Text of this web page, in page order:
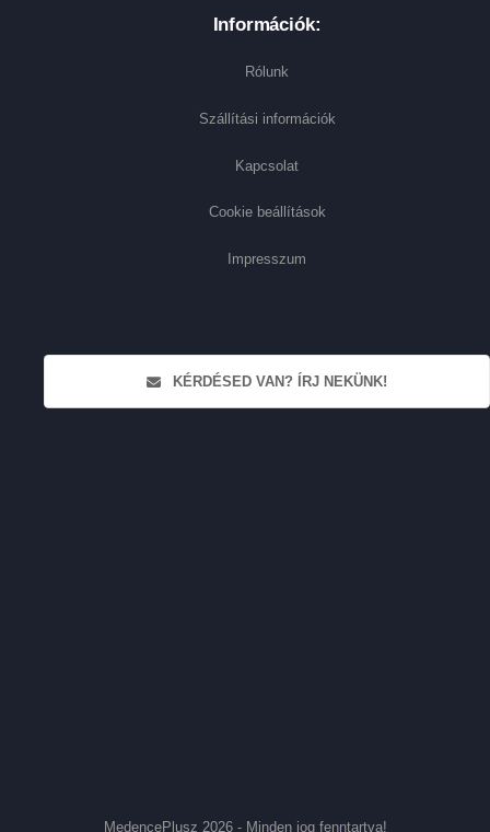
Információk:
Rólunk
Szállítási információk
Kapcsolat
Cookie beállítások
Impresszum
KÉRDÉSED VAN? ÍRJ NEKÜNK!
MedencePlusz 2026 - Minden jog fenntartva!